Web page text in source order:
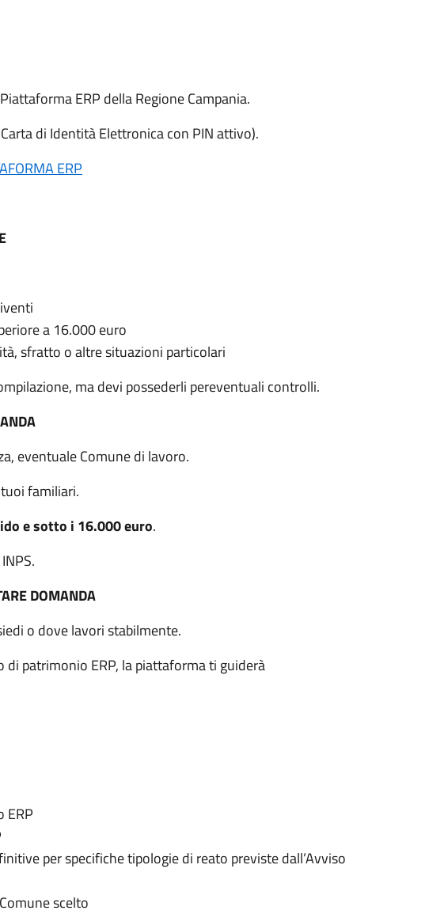
ERP della Regione Campania.
di Identità Elettronica con PIN attivo).
ERP
a 16.000 euro
sfratto o altre situazioni particolari
ma devi possederli pereventuali controlli.
eventuale Comune di lavoro.
familiari.
e sotto i 16.000 euro.
DOMANDA
o dove lavori stabilmente.
di patrimonio ERP, la piattaforma ti guiderà
ERP
per specifiche tipologie di reato previste dall’Avviso
scelto